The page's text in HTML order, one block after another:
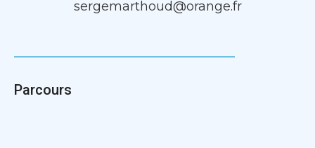
sergemarthoud@orange.fr
Parcours